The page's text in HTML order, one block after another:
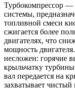
Турбокомпрессор —
системы,
топливной смеси
сжигается более
двигателях, что
мощность
несложен: горячие
крыльчатку
вал передается на
захватывает чистый